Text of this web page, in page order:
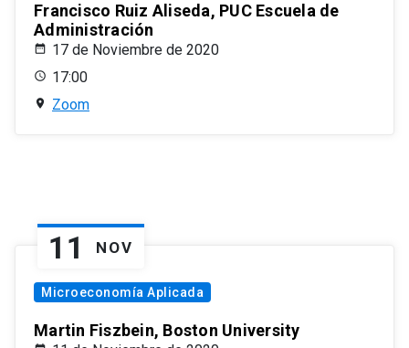
Francisco Ruiz Aliseda, PUC Escuela de
Administración
17 de Noviembre de 2020
17:00
Zoom
11 NOV
Microeconomía Aplicada
Martin Fiszbein, Boston University